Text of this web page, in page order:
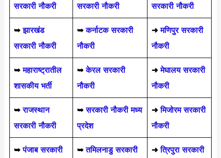
सरकारी नौकरी सरकारी नौकरी सरकारी नौकरी
➥ झारखंड
सरकारी नौकरी
➥ कर्नाटक सरकारी
नौकरी
➜ मणिपुर सरकारी
नौकरी
➥ महाराष्ट्रातील
शासकीय भर्ती
➥ केरल सरकारी
नौकरी
➜ मेघालय सरकारी
नौकरी
➥ राजस्थान
सरकारी नौकरी
➥सरकारी नौकरी मध्य
प्रदेश
➜मिजोरम सरकारी
नौकरी
➥ पंजाब सरकारी
➥ तमिलनाडु सरकारी
➜ त्रिपुरा सरकारी